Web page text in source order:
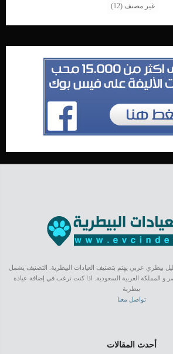
غير مصنف (12)
بيطري عربي يهتم بتصنيف العيادات البيطرية. التصنيف يشمل
و المملكة العربية السعودية. اذا كنت ترغب في إضافة عيادة
بيطرية
تواصل معنا
أحدث المقالات